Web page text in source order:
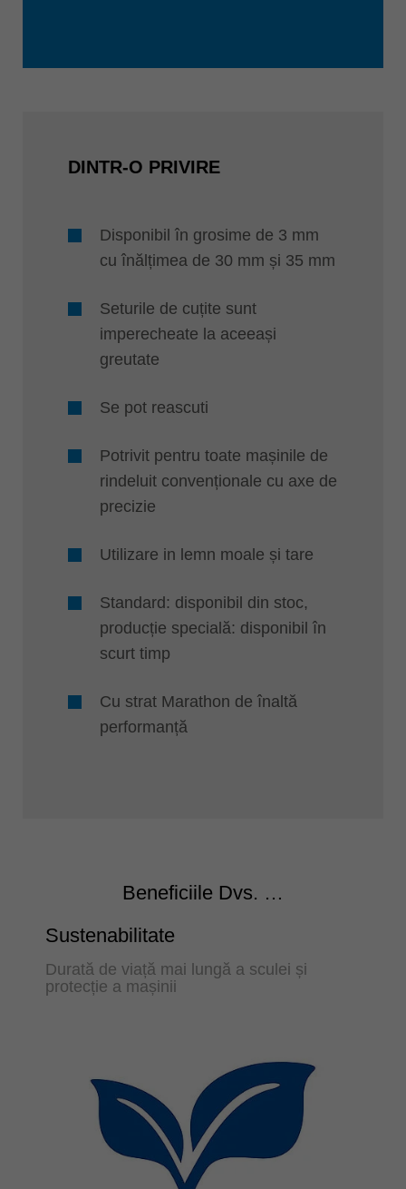
DINTR-O PRIVIRE
Disponibil în grosime de 3 mm
cu înălțimea de 30 mm și 35 mm
Seturile de cuțite sunt
imperecheate la aceeași
greutate
Se pot reascuti
Potrivit pentru toate mașinile de
rindeluit convenționale cu axe de
precizie
Utilizare in lemn moale și tare
Standard: disponibil din stoc,
producție specială: disponibil în
scurt timp
Cu strat Marathon de înaltă
performanță
Beneficiile Dvs. …
Sustenabilitate
Durată de viață mai lungă a sculei și
protecție a mașinii